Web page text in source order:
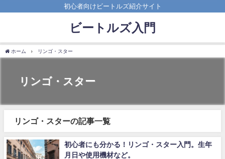
初心者向けビートルズ紹介サイト
ビートルズ入門
ホーム リンゴ・スター
リンゴ・スター
リンゴ・スターの記事一覧
初心者にも分かる！リンゴ・スター入門。生年
月日や使用機材など。